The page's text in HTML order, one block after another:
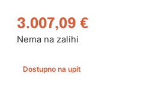
3.007,09 €
Nema na zalihi
Dostupno na upit